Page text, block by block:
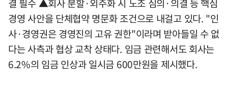
결 필수 ▲회사 분할·외주화 시 노조 심의·의결 등 핵심
경영 사안을 단체협약 명문화 조건으로 내걸고 있다. "인
사·경영권은 경영진의 고유 권한"이라며 받아들일 수 없
다는 사측과 협상 교착 상태다. 임금 관련해서도 회사는
6.2%의 임금 인상과 일시금 600만원을 제시했다.